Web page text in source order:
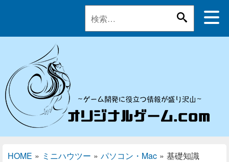
HOME » ミニハウツー » パソコン・Mac » 基礎知識